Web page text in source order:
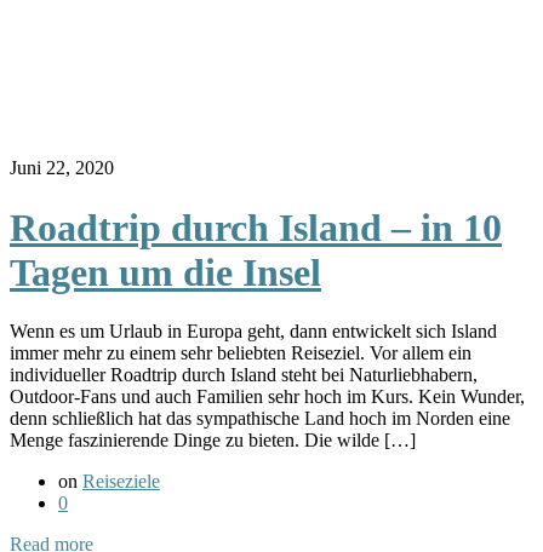
Juni 22, 2020
Roadtrip durch Island – in 10
Tagen um die Insel
Wenn es um Urlaub in Europa geht, dann entwickelt sich Island
immer mehr zu einem sehr beliebten Reiseziel. Vor allem ein
individueller Roadtrip durch Island steht bei Naturliebhabern,
Outdoor-Fans und auch Familien sehr hoch im Kurs. Kein Wunder,
denn schließlich hat das sympathische Land hoch im Norden eine
Menge faszinierende Dinge zu bieten. Die wilde […]
on Reiseziele
0
Read more